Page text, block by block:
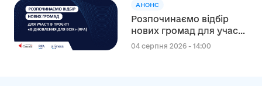
АНОНС
Розпочинаємо відбір
нових громад для участі
в канадському проєкті
04 серпня 2026 - 14:00